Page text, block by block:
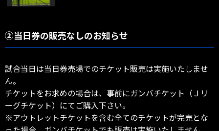
②当日券の販売なしのお知らせ
試合当日は当日券売場でのチケット販売は実施いたしませ
ん。
チケットをお求めの場合は、事前にガンバチケット（Ｊリ
ーグチケット）にてご購入下さい。
※アウトレットチケットを含む全てのチケットが完売とな